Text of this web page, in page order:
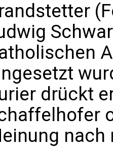
drückt
nach